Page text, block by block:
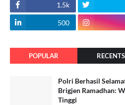
1.5k
500
POPULAR RECENTS
Polri Berhasil
Brigjen Ramadhan:
Tinggi